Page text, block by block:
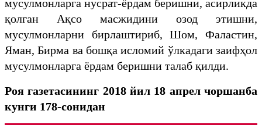
мусулмонларга нусрат-ёрдам беришни, асирликда
қолган Ақсо масжидини озод этишни,
мусулмонларни бирлаштириб, Шом, Фаластин,
Яман, Бирма ва бошқа исломий ўлкадаги заифҳол
мусулмонларга ёрдам беришни талаб қилди.
Роя газетасининг 2018 йил 18 апрел чоршанба
кунги 178-сонидан